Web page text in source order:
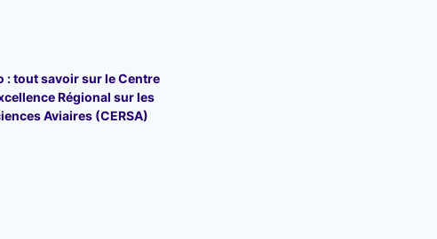
: tout savoir sur le Centre
Régional sur les
Aviaires (CERSA)